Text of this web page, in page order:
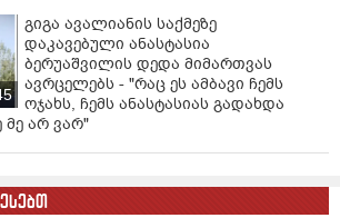
„ენჯეოების“ დიდი შრომის და
მუშაობის და სწორი პოზიციის
დელეგიტიმაციის) შედეგია. ეს
გვიბრუნდება, როგორც
და სანქციები, რაც თავისით არ
ხაზი ჭირდება, ის, რომ
გიგა ავალიანის საქმეზე
დაკავებული ანასტასია
ბერუაშვილის დედა მიმართვას
ავრცელებს - "რაც ეს ამბავი ჩემს
ოჯახს, ჩემს ანასტასიას გადახდა
მე არ ვარ"